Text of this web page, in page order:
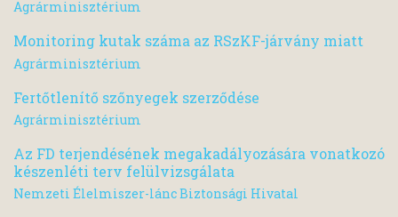
Agrárminisztérium
Monitoring kutak száma az RSzKF-járvány miatt
Agrárminisztérium
Fertőtlenítő szőnyegek szerződése
Agrárminisztérium
Az FD terjendésének megakadályozására vonatkozó
készenléti terv felülvizsgálata
Nemzeti Élelmiszer-lánc Biztonsági Hivatal